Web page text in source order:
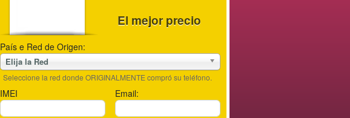
El mejor precio
País e Red de Origen:
Elija la Red
Seleccione la red donde ORIGINALMENTE compró su teléfono.
IMEI Email: